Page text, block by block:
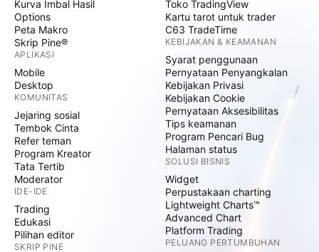
Kurva Imbal Hasil
Options
Peta Makro
Skrip Pine®
APLIKASI
Mobile
Desktop
KOMUNITAS
Jejaring sosial
Tembok Cinta
Refer teman
Program Kreator
Tata Tertib
Moderator
IDE-IDE
Trading
Edukasi
Pilihan editor
SKRIP PINE
Toko TradingView
Kartu tarot untuk trader
C63 TradeTime
KEBIJAKAN & KEAMANAN
Syarat penggunaan
Pernyataan Penyangkalan
Kebijakan Privasi
Kebijakan Cookie
Pernyataan Aksesibilitas
Tips keamanan
Program Pencari Bug
Halaman status
SOLUSI BISNIS
Widget
Perpustakaan charting
Lightweight Charts™
Advanced Chart
Platform Trading
PELUANG PERTUMBUHAN